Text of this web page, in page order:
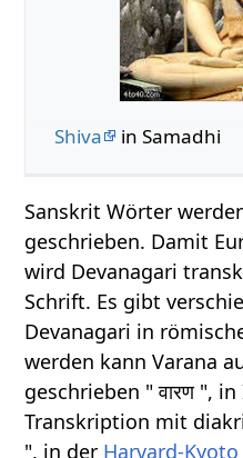
Shiva in Samadhi
Sanskrit Wörter
geschrieben. Damit
wird Devanagari
Schrift. Es gibt
Devanagari in
werden kann Varana
geschrieben " वारण ",
Transkription mit
", in der Harvard-Kyoto